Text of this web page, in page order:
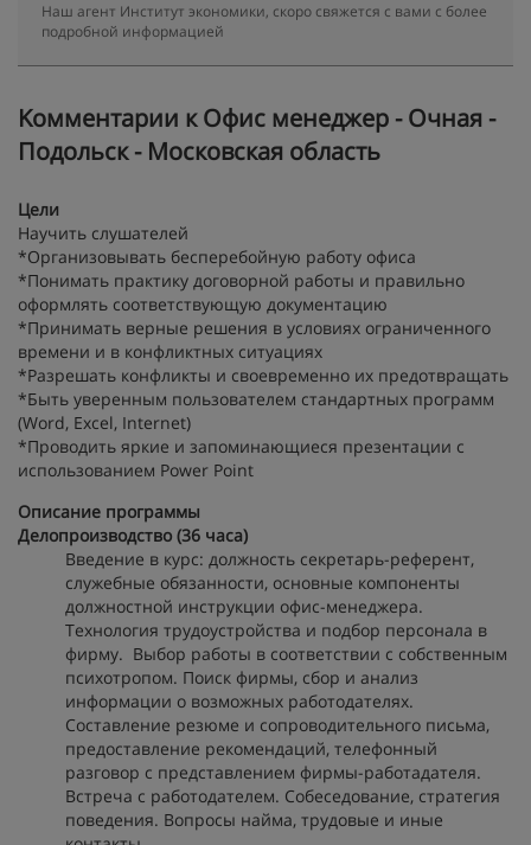
Наш агент Институт экономики, скоро свяжется с вами с более
подробной информацией
Kомментарии к Офис менеджер - Очная -
Подольск - Московская область
Цели
Научить слушателей
*Организовывать бесперебойную работу офиса
*Понимать практику договорной работы и правильно
оформлять соответствующую документацию
*Принимать верные решения в условиях ограниченного
времени и в конфликтных ситуациях
*Разрешать конфликты и своевременно их предотвращать
*Быть уверенным пользователем стандартных программ
(Word, Excel, Internet)
*Проводить яркие и запоминающиеся презентации с
использованием Power Point
Описание программы
Делопроизводство (36 часа)
Введение в курс: должность секретарь-референт,
служебные обязанности, основные компоненты
должностной инструкции офис-менеджера.
Технология трудоустройства и подбор персонала в
фирму. Выбор работы в соответствии с собственным
психотропом. Поиск фирмы, сбор и анализ
информации о возможных работодателях.
Составление резюме и сопроводительного письма,
предоставление рекомендаций, телефонный
разговор с представлением фирмы-работадателя.
Встреча с работодателем. Собеседование, стратегия
поведения. Вопросы найма, трудовые и иные